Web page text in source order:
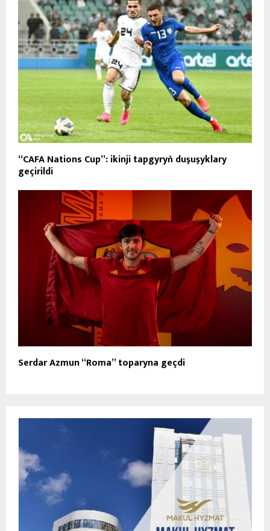
“CAFA Nations Cup”: ikinji tapgyryň duşuşyklary
geçirildi
Serdar Azmun “Roma” toparyna geçdi